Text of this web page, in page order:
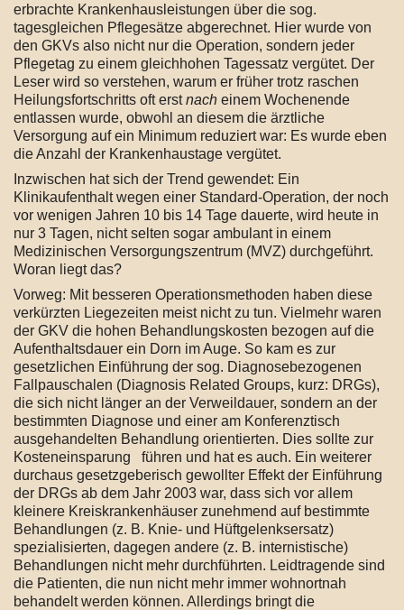
erbrachte Krankenhausleistungen über die sog.
tagesgleichen Pflegesätze abgerechnet. Hier wurde von
den GKVs also nicht nur die Operation, sondern jeder
Pflegetag zu einem gleichhohen Tagessatz vergütet. Der
Leser wird so verstehen, warum er früher trotz raschen
Heilungsfortschritts oft erstnach einem Wochenende
entlassen wurde, obwohl an diesem die ärztliche
Versorgung auf ein Minimum reduziert war: Es wurde eben
die Anzahl der Krankenhaustage vergütet.
Inzwischen hat sich der Trend gewendet: Ein
Klinikaufenthalt wegen einer Standard-Operation, der noch
vor wenigen Jahren 10 bis 14 Tage dauerte, wird heute in
nur 3 Tagen, nicht selten sogar ambulant in einem
Medizinischen Versorgungszentrum (MVZ) durchgeführt.
Woran liegt das?
Vorweg: Mit besseren Operationsmethoden haben diese
verkürzten Liegezeiten meist nicht zu tun. Vielmehr waren
der GKV die hohen Behandlungskosten bezogen auf die
Aufenthaltsdauer ein Dorn im Auge. So kam es zur
gesetzlichen Einführung der sog. Diagnosebezogenen
Fallpauschalen (Diagnosis Related Groups, kurz: DRGs),
die sich nicht länger an der Verweildauer, sondern an der
bestimmten Diagnose und einer am Konferenztisch
ausgehandelten Behandlung orientierten. Dies sollte zur
Kosteneinsparung führen und hat es auch. Ein weiterer
durchaus gesetzgeberisch gewollter Effekt der Einführung
der DRGs ab dem Jahr 2003 war, dass sich vor allem
kleinere Kreiskrankenhäuser zunehmend auf bestimmte
Behandlungen (z. B. Knie- und Hüftgelenksersatz)
spezialisierten, dagegen andere (z. B. internistische)
Behandlungen nicht mehr durchführten. Leidtragende sind
die Patienten, die nun nicht mehr immer wohnortnah
behandelt werden können. Allerdings bringt die